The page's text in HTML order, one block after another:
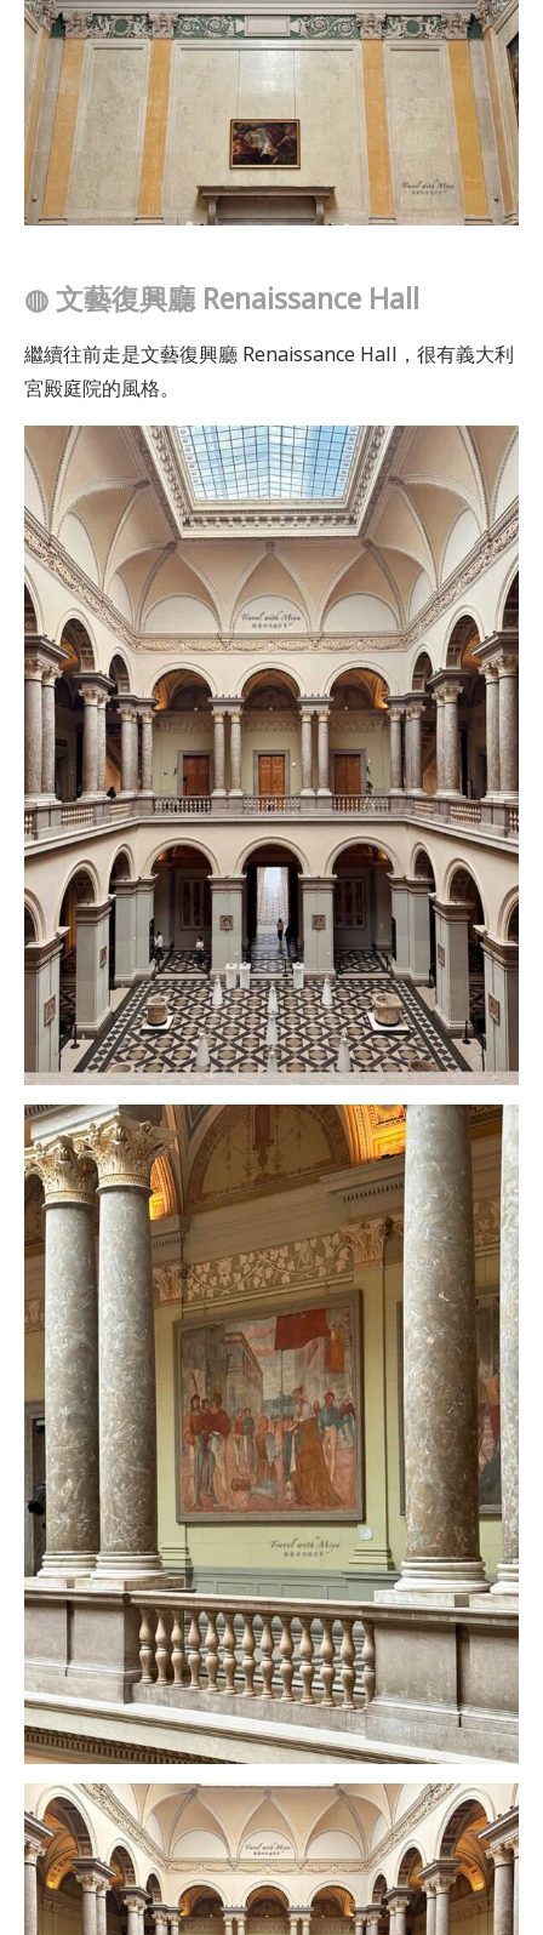
◍文藝復興廳 Renaissance Hall
繼續往前走是文藝復興廳 Renaissance Hall，很有義大利
宮殿庭院的風格。